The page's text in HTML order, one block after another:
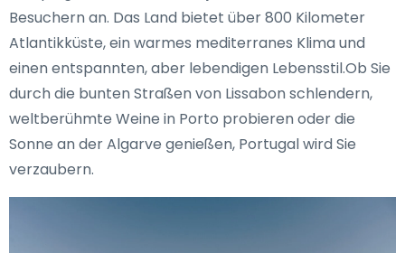
Besuchern an. Das Land bietet über 800 Kilometer
Atlantikküste, ein warmes mediterranes Klima und
einen entspannten, aber lebendigen Lebensstil.Ob Sie
durch die bunten Straßen von Lissabon schlendern,
weltberühmte Weine in Porto probieren oder die
Sonne an der Algarve genießen, Portugal wird Sie
verzaubern.